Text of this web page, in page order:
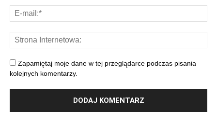
Zapamiętaj moje dane w tej przeglądarce podczas pisania
kolejnych komentarzy.